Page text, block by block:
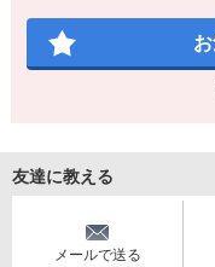
友達に教える
メールで送る